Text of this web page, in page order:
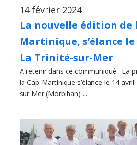
14 février 2024
La nouvelle édition de
Martinique, s’élance
La Trinité-sur-Mer
A retenir dans ce communiqué : La
la Cap-Martinique s’élance le 14
sur Mer (Morbihan) ...